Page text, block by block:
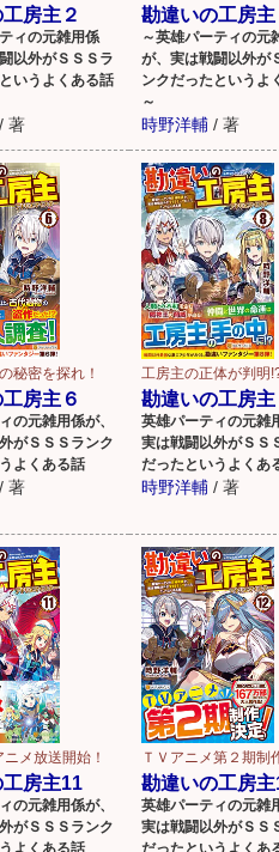
房主２
ィの元雑用係
以外がＳＳＳラ
いうよくある話
/ 著
勘違いの工房主
～英雄パーティの元
が、実は戦闘以外が
ンクだったというよ
～
時野洋輔 / 著
秘密を探れ！
房主６
の元雑用係が、
がＳＳＳランク
よくある話
/ 著
工房主の正体が判明
勘違いの工房主
英雄パーティの元雑
実は戦闘以外がＳＳ
だったというよくあ
時野洋輔 / 著
メ放送開始！
房主11
の元雑用係が、
がＳＳＳランク
ＴＶアニメ第２期制
勘違いの工房主
英雄パーティの元雑
実は戦闘以外がＳＳ